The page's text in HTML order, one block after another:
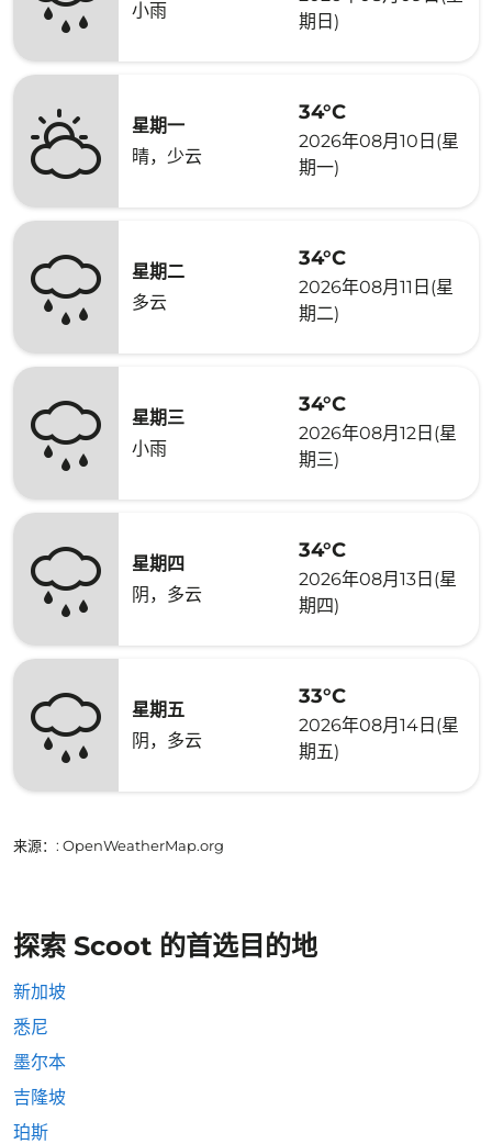
小雨
期日)
星期一
晴，少云
34°C
2026年08月10日(星
期一)
星期二
多云
34°C
2026年08月11日(星
期二)
星期三
小雨
34°C
2026年08月12日(星
期三)
星期四
阴，多云
34°C
2026年08月13日(星
期四)
星期五
阴，多云
33°C
2026年08月14日(星
期五)
来源： : OpenWeatherMap.org
探索 Scoot 的首选目的地
新加坡
悉尼
墨尔本
吉隆坡
珀斯